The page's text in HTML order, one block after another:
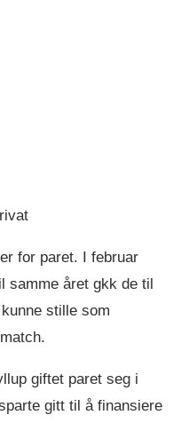
for paret. I februar
samme året gkk de til
stille som
giftet paret seg i
gitt til å finansiere